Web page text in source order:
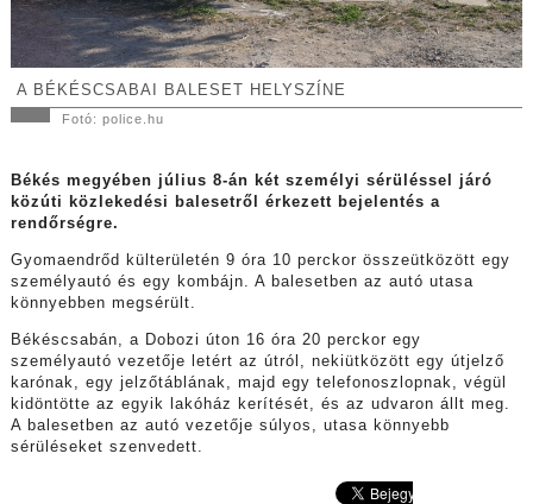
A BÉKÉSCSABAI BALESET HELYSZÍNE
Fotó: police.hu
Békés megyében július 8-án két személyi sérüléssel járó
közúti közlekedési balesetről érkezett bejelentés a
rendőrségre.
Gyomaendrőd külterületén 9 óra 10 perckor összeütközött egy
személyautó és egy kombájn. A balesetben az autó utasa
könnyebben megsérült.
Békéscsabán, a Dobozi úton 16 óra 20 perckor egy
személyautó vezetője letért az útról, nekiütközött egy útjelző
karónak, egy jelzőtáblának, majd egy telefonoszlopnak, végül
kidöntötte az egyik lakóház kerítését, és az udvaron állt meg.
A balesetben az autó vezetője súlyos, utasa könnyebb
sérüléseket szenvedett.